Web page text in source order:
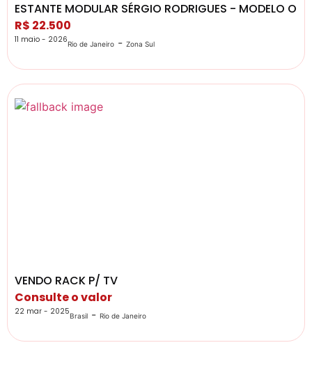
ESTANTE MODULAR SÉRGIO RODRIGUES - MODELO
R$ 22.500
11 maio - 2026Rio de Janeiro - Zona Sul
VENDO RACK P/ TV
Consulte o valor
22 mar - 2025Brasil - Rio de Janeiro